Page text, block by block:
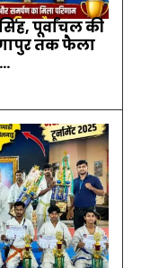
पूर्वांचल की
तक फैला